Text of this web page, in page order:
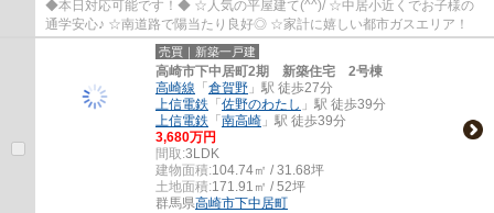
◆本日対応可能です！◆ ☆人気の平屋建て(^^)/ ☆中居小近くでお子様の
通学安心♪ ☆南道路で陽当たり良好◎ ☆家計に嬉しい都市ガスエリア！
売買｜新築一戸建
高崎市下中居町2期 新築住宅 2号棟
高崎線 「 倉賀野 」駅 徒歩27分
上信電鉄 「 佐野のわたし 」駅 徒歩39分
上信電鉄 「 南高崎 」駅 徒歩39分
3,680万円
間取:3LDK
建物面積:104.74㎡ / 31.68坪
土地面積:171.91㎡ / 52坪
群馬県高崎市下中居町